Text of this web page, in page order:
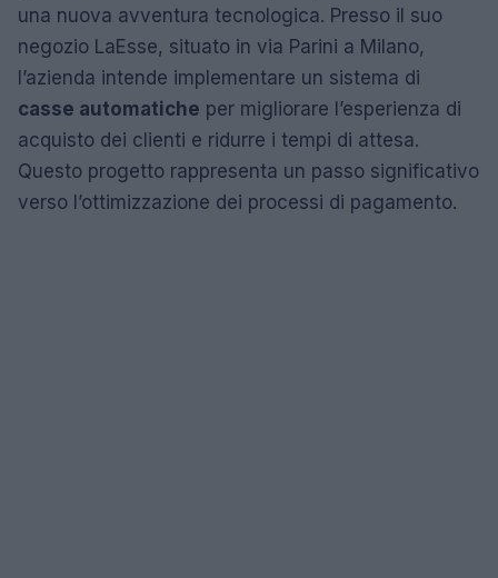
una nuova avventura tecnologica. Presso il suo
negozio LaEsse, situato in via Parini a Milano,
l’azienda intende implementare un sistema di
casse automatiche per migliorare l’esperienza di
acquisto dei clienti e ridurre i tempi di attesa.
Questo progetto rappresenta un passo significativo
verso l’ottimizzazione dei processi di pagamento.